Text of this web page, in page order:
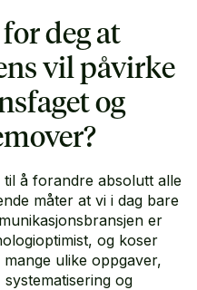
deg at
vil påvirke
og
til å forandre absolutt alle
måter at vi i dag bare
er
og koser
ulike oppgaver,
og